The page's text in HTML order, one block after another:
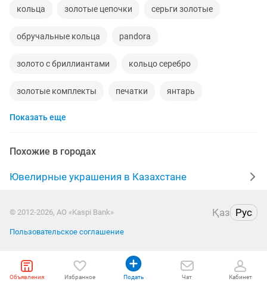
кольца золотые цепочки серьги золотые
обручальные кольца pandora
золото с бриллиантами кольцо серебро
золотые комплекты печатки янтарь
белое золото
серебряные цепочки изумруд swarovski
мужские печатки
серьги с бриллиантами кулоны золотые
Показать еще
Похожие в городах
Ювелирные украшения в Казахстане
© 2012-2026, АО «Kaspi Bank» Қаз Рус
Пользовательское соглашение
Объявления Избранное Подать Чат Кабинет